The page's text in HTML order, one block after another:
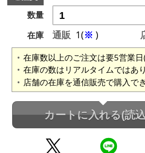
数量
在庫
通販 1(※ )
在庫数以上のご注文は要5営業日
在庫の数はリアルタイムではあ
店舗の在庫を通信販売で購入で
カートに入れる(読